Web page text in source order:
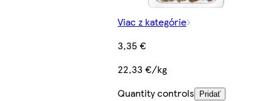
Viac z kategórie
3,35 €
22,33 €/kg
Quantity controls
Pridať